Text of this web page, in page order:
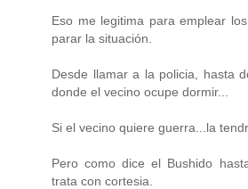
Eso me legitima para emplear
parar la situación.
Desde llamar a la policia, hasta
donde el vecino ocupe dormir...
Si el vecino quiere guerra...la
Pero como dice el Bushido
trata con cortesia.